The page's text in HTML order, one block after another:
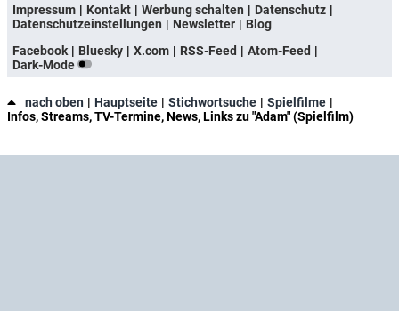
Impressum
Kontakt Werbung schalten
Datenschutz
Datenschutzeinstellungen
Newsletter
Blog
Facebook
Bluesky X.com RSS-Feed
Atom-Feed
Dark-Mode
nach oben Hauptseite Stichwortsuche
Spielfilme
Infos, Streams, TV-Termine, News, Links zu "Adam" (Spielfilm)